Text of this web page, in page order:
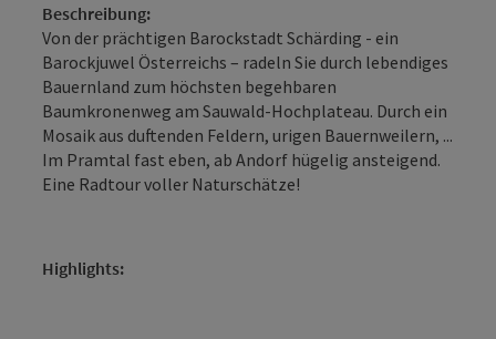
Beschreibung:
Von der prächtigen Barockstadt Schärding - ein
Barockjuwel Österreichs – radeln Sie durch lebendiges
Bauernland zum ­höchsten begehbaren
Baumkronenweg am Sauwald-Hochplateau. Durch ein
Mosaik aus duftenden Feldern, urigen Bauernweilern, ...
Im Pramtal fast eben, ab Andorf hügelig ansteigend.
Eine Radtour voller Naturschätze!
Highlights: